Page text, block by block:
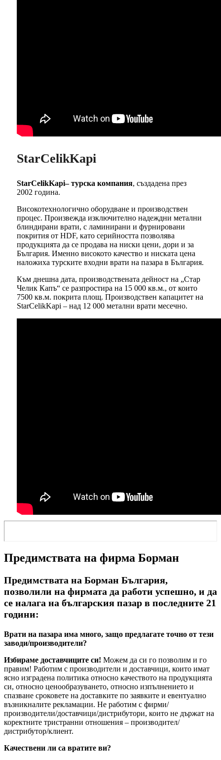
StarCelikKapi
StarCelikKapi– турска компания, създадена през
2002 година.
Високотехнологично оборудване и производствен
процес. Произвежда изключително надеждни метални
блиндирани врати, с ламинирани и фурнировани
покрития от HDF, като серийността позволява
продукцията да се продава на ниски цени, дори и за
България. Именно високото качество и ниската цена
наложиха турските входни врати на пазара в България.
Към днешна дата, производствената дейност на „Стар
Челик Капъ“ се разпростира на 15 000 кв.м., от които
7500 кв.м. покрита площ. Производствен капацитет на
StarCelikKapi – над 12 000 метални врати месечно.
Предимствата на фирма Борман
Предимствата на Борман България,
позволили на фирмата да работи успешно, и да
се налага на българския пазар в последните 21
години:
Врати на пазара има много, защо предлагате точно от тези
заводи/производители?
Избираме доставчиците си! Можем да си го позволим и го
правим! Работим с производители и доставчици, които имат
ясно изградена политика относно качеството на продукцията
си, относно ценообразуването, относно изпълнението и
спазване сроковете на доставките по заявките и евентуално
възникналите рекламации. Не работим с фирми/
производители/доставчици/дистрибутори, които не държат на
коректните тристранни отношения – производител/
дистрибутор/клиент.
Качествени ли са вратите ви?